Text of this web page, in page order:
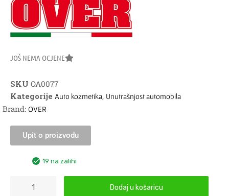
JOŠ NEMA OCJENE
SKU OA0077
Kategorije Auto kozmetika, Unutrašnjost automobila
Brand: OVER
Upit o proizvodu
19 na zalihi
Dodaj u košaricu